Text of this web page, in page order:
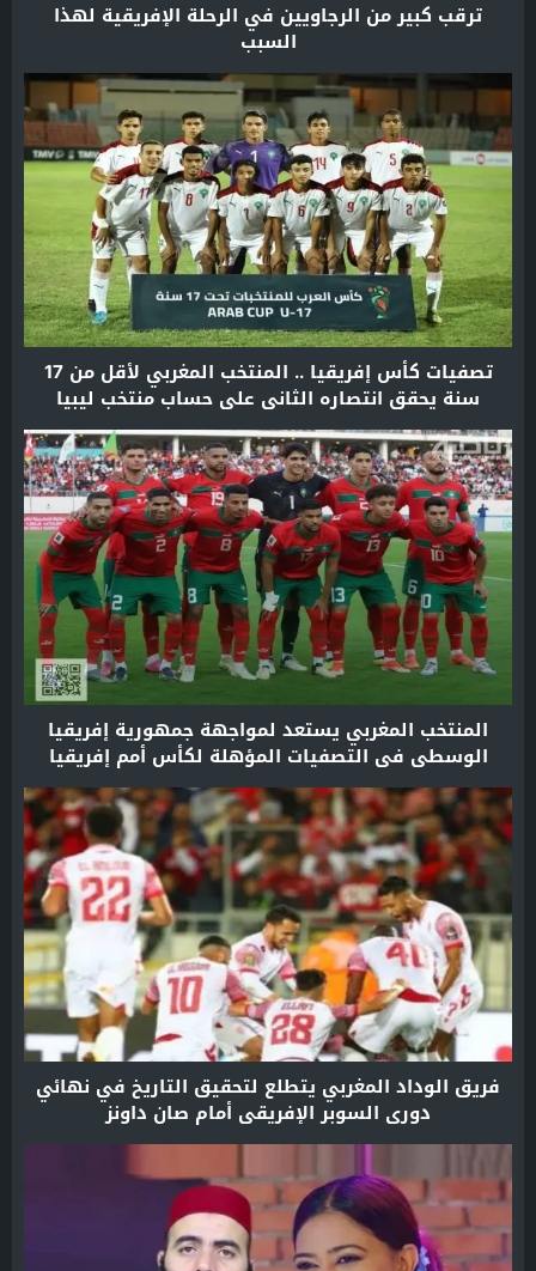
ترقب كبير من الرجاويين في الرحلة الإفريقية لهذا
السبب
تصفيات كأس إفريقيا .. المنتخب المغربي لأقل من 17
سنة يحقق انتصاره الثاني على حساب منتخب ليبيا
المنتخب المغربي يستعد لمواجهة جمهورية إفريقيا
الوسطى في التصفيات المؤهلة لكأس أمم إفريقيا
2025
فريق الوداد المغربي يتطلع لتحقيق التاريخ في نهائي
دوري السوبر الإفريقي أمام صان داونز